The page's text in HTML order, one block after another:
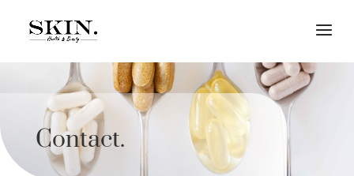
Contact.